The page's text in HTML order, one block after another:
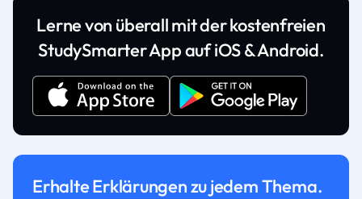
Lerne von überall mit der kostenfreien
StudySmarter App auf iOS & Android.
Erhalte Erklärungen zu jedem Thema.